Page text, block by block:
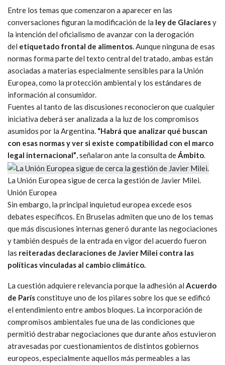
Entre los temas que comenzaron a aparecer en las
conversaciones figuran la modificación de la ley de Glaciaresy
la intención del oficialismo de avanzar con la derogación
del etiquetado frontal de alimentos. Aunque ninguna de esas
normas forma parte del texto central del tratado, ambas están
asociadas a materias especialmente sensibles para la Unión
Europea, como la protección ambiental y los estándares de
información al consumidor.
Fuentes al tanto de las discusiones reconocieron que cualquier
iniciativa deberá ser analizada a la luz de los compromisos
asumidos por la Argentina. “Habrá que analizar qué buscan
con esas normas y ver si existe compatibilidad con el marco
legal internacional”, señalaron ante la consulta deÁmbito.
La Unión Europea sigue de cerca la gestión de Javier Milei.
Unión Europea
Sin embargo, la principal inquietud europea excede esos
debates específicos. En Bruselas admiten que uno de los temas
que más discusiones internas generó durante las negociaciones
y también después de la entrada en vigor del acuerdo fueron
las reiteradas declaraciones de Javier Milei contra las
políticas vinculadas al cambio climático.
La cuestión adquiere relevancia porque la adhesión al Acuerdo
de Parísconstituye uno de los pilares sobre los que se edificó
el entendimiento entre ambos bloques. La incorporación de
compromisos ambientales fue una de las condiciones que
permitió destrabar negociaciones que durante años estuvieron
atravesadas por cuestionamientos de distintos gobiernos
europeos, especialmente aquellos más permeables a las